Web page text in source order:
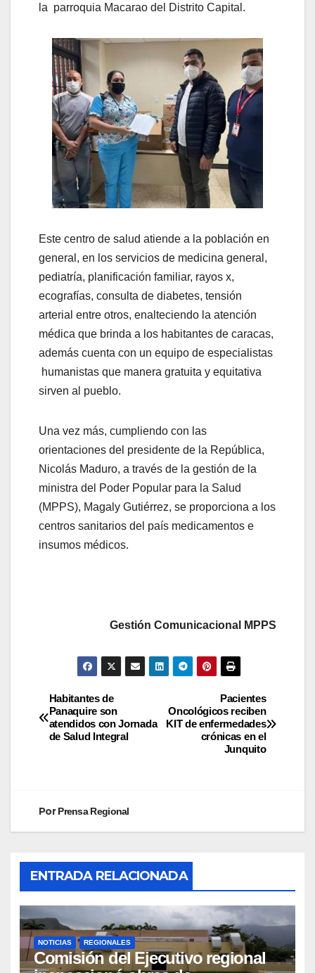
la parroquia Macarao del Distrito Capital.
Este centro de salud atiende a la población en
general, en los servicios de medicina general,
pediatría, planificación familiar, rayos x,
ecografías, consulta de diabetes, tensión
arterial entre otros, enalteciendo la atención
médica que brinda a los habitantes de caracas,
además cuenta con un equipo de especialistas
humanistas que manera gratuita y equitativa
sirven al pueblo.
Una vez más, cumpliendo con las
orientaciones del presidente de la República,
Nicolás Maduro, a través de la gestión de la
ministra del Poder Popular para la Salud
(MPPS), Magaly Gutiérrez, se proporciona a los
centros sanitarios del país medicamentos e
insumos médicos.
Gestión Comunicacional MPPS
Pacientes
Oncológicos reciben
KIT de enfermedades
crónicas en el
Junquito
Habitantes de
Panaquire son
atendidos con Jornada
de Salud Integral
PorPrensa Regional
ENTRADA RELACIONADA
NOTICIAS REGIONALES
Comisión del Ejecutivo regional